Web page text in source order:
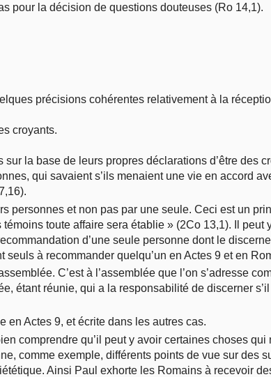
pour la décision de questions douteuses (Ro 14,1).
précisions cohérentes relativement à la
croyants.
la base de leurs propres déclarations d’être des
qui savaient s’ils menaient une vie en accord
personnes et non pas par une seule. Ceci est un
toute affaire sera établie » (2Co 13,1). Il peut
d’une seule personne dont le
à recommander quelqu’un en Actes 9 et en
C’est à l’assemblée que l’on s’adresse
étant réunie, qui a la responsabilité de discerner
en Actes 9, et écrite dans les autres cas.
comprendre qu’il peut y avoir certaines choses qui
comme exemple, différents points de vue sur des
Ainsi Paul exhorte les Romains à recevoir